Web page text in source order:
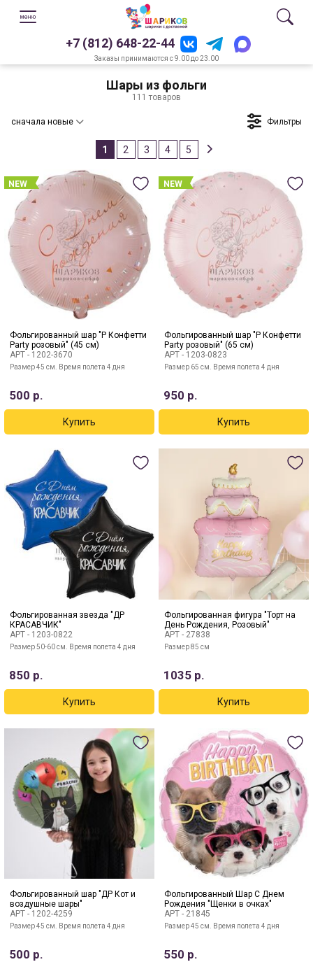
+7 (812) 648-22-44
Заказы принимаются с 9.00 до 23.00
Шары из фольги
111 товаров
сначала новые Фильтры
1 2 3 4 5
NEW
Фольгированный шар "Р Конфетти
Party розовый" (45 см)
АРТ - 1202-3670
Размер 45 см. Время полета 4 дня
500 р.
NEW
Фольгированный шар "Р Конфетти
Party розовый" (65 см)
АРТ - 1203-0823
Размер 65 см. Время полета 4 дня
950 р.
Фольгированная звезда "ДР
КРАСАВЧИК"
АРТ - 1203-0822
Размер 50-60 см. Время полета 4 дня
850 р.
Фольгированная фигура "Торт на
День Рождения, Розовый"
АРТ - 27838
Размер 85 см
1035 р.
Фольгированный шар "ДР Кот и
воздушные шары"
АРТ - 1202-4259
Размер 45 см. Время полета 4 дня
500 р.
Фольгированный Шар С Днем
Рождения "Щенки в очках"
АРТ - 21845
Размер 45 см. Время полета 4 дня
550 р.